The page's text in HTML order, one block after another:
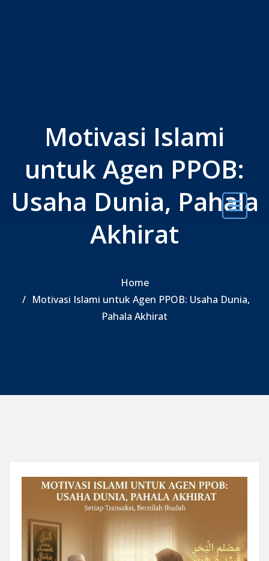
Motivasi Islami
untuk Agen PPOB:
Usaha Dunia, Pahala
Akhirat
Home
Motivasi Islami untuk Agen PPOB: Usaha Dunia,
Pahala Akhirat